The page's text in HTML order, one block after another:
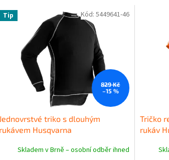
Tip
829 Kč
–15 %
Jednovrstvé triko s dlouhým
rukávem Husqvarna
Skladem v Brně – osobní odběr ihned
Kód: 5449641-46
Tričko
rukáv